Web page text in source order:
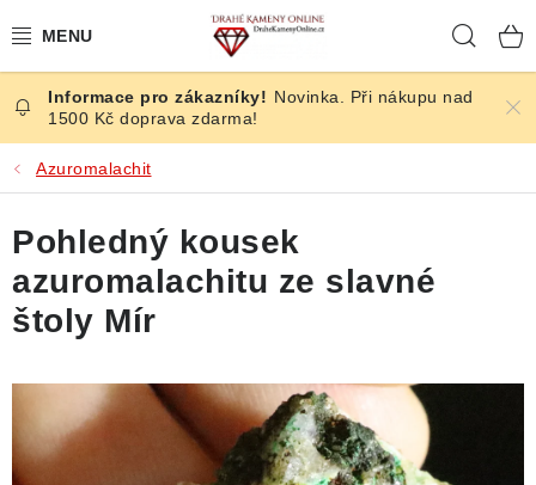
na
ČESKÉ KAMENY
ŠPERKY
KAMENY ZE SVĚTA
BROUŠENÉ
KRYSTALY
Novinka. Při nákupu nad
1500 Kč doprava zdarma!
Azuromalachit
Pohledný kousek
azuromalachitu ze slavné
štoly Mír